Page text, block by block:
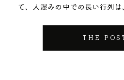
て、人混みの中での長い行列
近くにありながら、ゆったり
られる「代々木八幡宮」で、
THE